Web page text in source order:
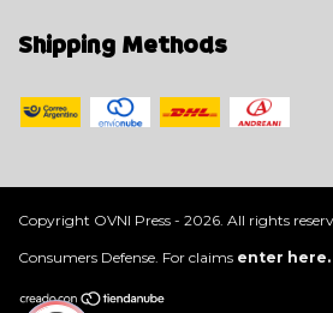
Shipping Methods
Copyright OVNI Press - 2026. All rights
Consumers Defense. For claims enter here.